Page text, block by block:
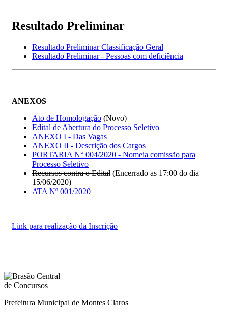
Resultado Preliminar
Resultado Preliminar Classificação Geral
Resultado Preliminar - Pessoas com deficiência
ANEXOS
Ato de Homologação (Novo)
Edital de Abertura do Processo Seletivo
ANEXO I - Das Vagas
ANEXO II - Descrição dos Cargos
PORTARIA N° 004/2020 - Nomeia comissão para
Processo Seletivo
Recursos contra o Edital (Encerrado as 17:00 do dia
15/06/2020)
ATA Nº 001/2020
Link para realização da Inscrição
Prefeitura Municipal de Montes Claros